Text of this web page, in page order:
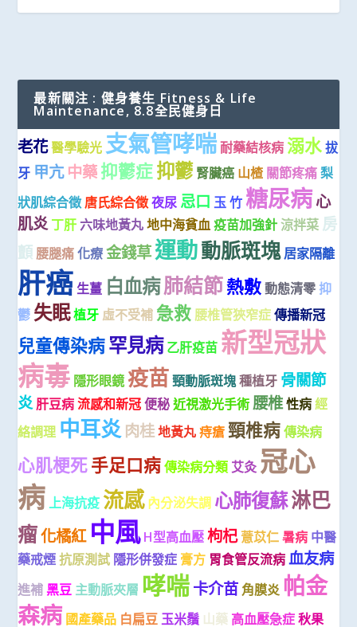
最新關注 : 健身養生 Fitness & Life
Maintenance, 8.8全民健身日
老花醫學驗光 支氣管哮喘 耐藥結核病 溺水 拔
牙 甲亢 中藥抑鬱症抑鬱 腎臟癌 山楂 關節疼痛 梨
狀肌綜合徵 唐氏綜合徵夜尿 忌口 玉 竹 糖尿病心
肌炎 丁肝 六味地黃丸 地中海貧血 疫苗加強針 涼拌菜 房
顫 腰腿痛 化療 金錢草運動動脈斑塊 居家隔離
肝癌 生薑 白血病肺結節熱敷 動態清零 抑
鬱 失眠植牙 虛不受補 急救 腰椎管狹窄症 傳播新冠
兒童傳染病罕見病 乙肝疫苗 新型冠狀
病毒 隱形眼鏡 疫苗 頸動脈斑塊種植牙 骨關節
炎 肝豆病 流感和新冠 便秘 近視激光手術 腰椎性病 經
絡調理 中耳炎 肉桂地黃丸 痔瘡 頸椎病 傳染病
心肌梗死手足口病 傳染病分類 艾灸 冠心
病 上海抗疫 流感 內分泌失調 心肺復蘇淋巴
瘤化橘紅 中風 H型高血壓 枸杞 薏苡仁 暑病 中醫
藥戒煙 抗原測試 隱形併發症 膏方 胃食管反流病 血友病
進補 黑豆 主動脈夾層 哮喘卡介苗 角膜炎 帕金
森病 國產藥品 白扁豆 玉米鬚 山藥 高血壓急症 秋果